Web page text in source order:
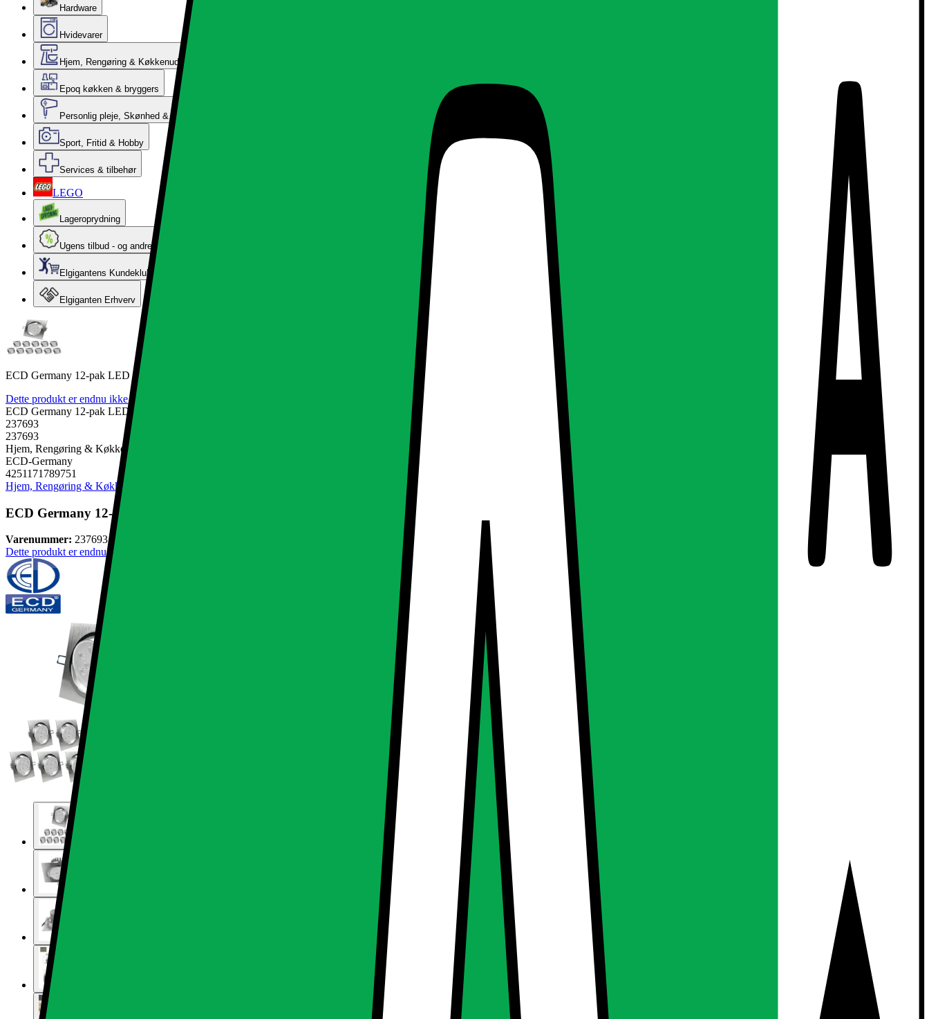
Hardware
Hvidevarer
Hjem, Rengøring & Køkkenudstyr
Epoq køkken & bryggers
Personlig pleje, Skønhed & Velvære
Sport, Fritid & Hobby
Services & tilbehør
LEGO
Lageroprydning
Ugens tilbud - og andre gode priser
Elgigantens Kundeklub
Elgiganten Erhverv
ECD Germany 12-pak LED forsænket lys 9W 230V - Angular 140 x 140 mm - 643 Lumen
Dette produkt er endnu ikke blevet bedømt.
ECD Germany 12-pak LED forsænket lys 9W 230V - Angular 140 x 140 mm - 643 Lumen
237693
237693
Hjem, Rengøring & Køkkenudstyr, El & belysning, Lamper & belysning, Spotlights & downlight
ECD-Germany
4251171789751
Hjem, Rengøring & Køkkenudstyr
Spotlights & downlight
ECD Germany 12-pak LED forsænket lys 9W 230V - Angular 140 x 140 mm - 643 Lumen
Varenummer: 237693
Dette produkt er endnu ikke blevet bedømt.